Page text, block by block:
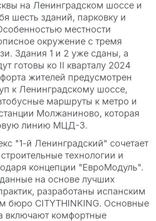
на Ленинградском шоссе и
шесть зданий, парковку и
местности
окружение с тремя
Здания 1 и 2 уже сданы, а
готовы ко II кварталу 2024
жителей предусмотрен
к Ленинградскому шоссе,
маршруты к метро и
Молжаниново, которая
линию МЦД-3.
"1-й Ленинградский" сочетает
технологии и
концепции "ЕвроМодуль".
на основе лучших
разработаны испанским
бюро CITYTHINKING. Основные
включают комфортные